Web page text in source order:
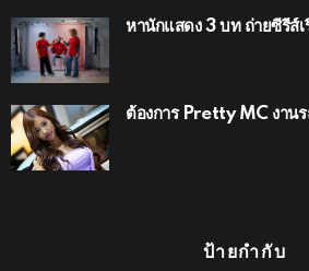
หานักแสดง 3 บท ถ่ายซีรีส์เ
ต้องการ Pretty MC งาน
ป้ายกำกับ